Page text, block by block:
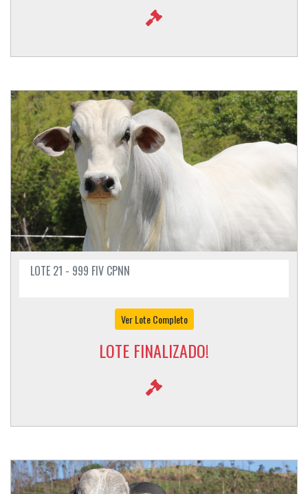
LOTE 21 - 999 FIV CPNN
Ver Lote Completo
LOTE FINALIZADO!